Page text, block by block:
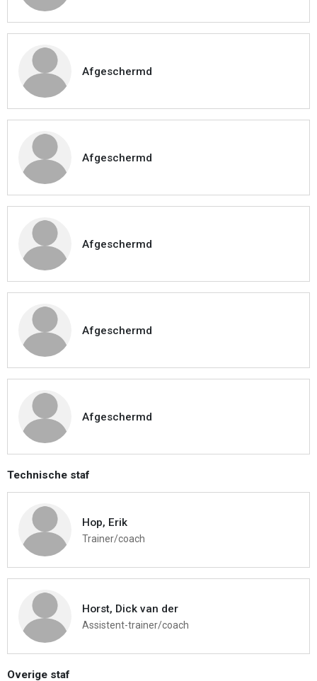
Afgeschermd
Afgeschermd
Afgeschermd
Afgeschermd
Afgeschermd
Technische staf
Hop, Erik
Trainer/coach
Horst, Dick van der
Assistent-trainer/coach
Overige staf